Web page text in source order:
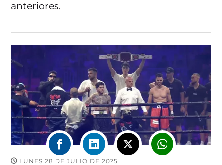
anteriores.
LUNES 28 DE JULIO DE 2025